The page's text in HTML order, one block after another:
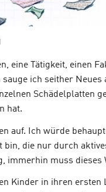
eine Tätigkeit, einen
ich seither Neues
Schädelplatten
hat.
auf. Ich würde
die nur durch
muss dieses
Kinder in ihren